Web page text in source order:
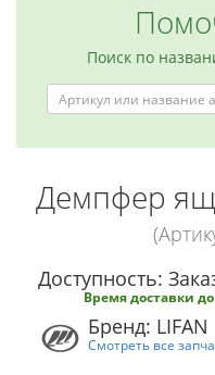
Поиск по
Демпфер
Доступность:
Время доставки
Бренд: LIFAN
Смотреть все